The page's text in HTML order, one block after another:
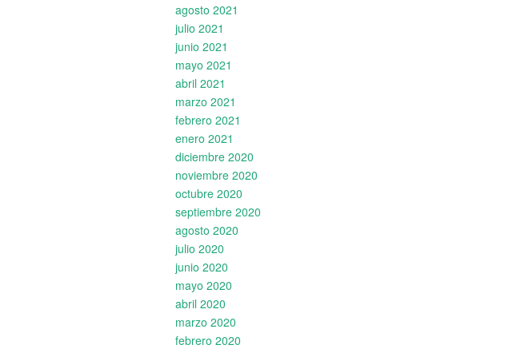
agosto 2021
julio 2021
junio 2021
mayo 2021
abril 2021
marzo 2021
febrero 2021
enero 2021
diciembre 2020
noviembre 2020
octubre 2020
septiembre 2020
agosto 2020
julio 2020
junio 2020
mayo 2020
abril 2020
marzo 2020
febrero 2020